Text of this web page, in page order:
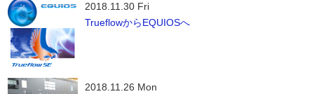
2018.11.30 Fri
TrueflowからEQUIOSへ
2018.11.26 Mon